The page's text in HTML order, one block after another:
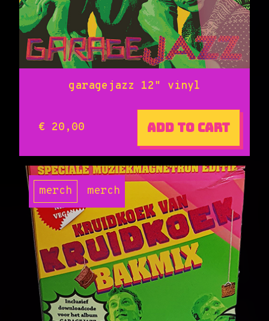
garagejazz 12" vinyl
€ 20,00 Add to cart
merch merch